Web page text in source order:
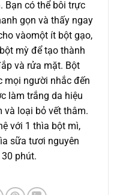
Bạn có thể bôi trực
gọn và thấy ngay
vàomột ít bột gạo,
mỳ để tạo thành
và rửa mặt. Bột
mọi người nhắc đến
làm trắng da hiệu
và loại bỏ vết thâm.
với 1 thìa bột mì,
sữa tươi nguyên
phút.